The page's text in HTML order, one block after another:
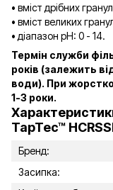
• вміст дрібних
• вміст великих
• діапазон рН: 0 - 14.
Термін служби
років (залежить
води). При
1-3 роки.
TapTec™
Бренд:
Засипка: